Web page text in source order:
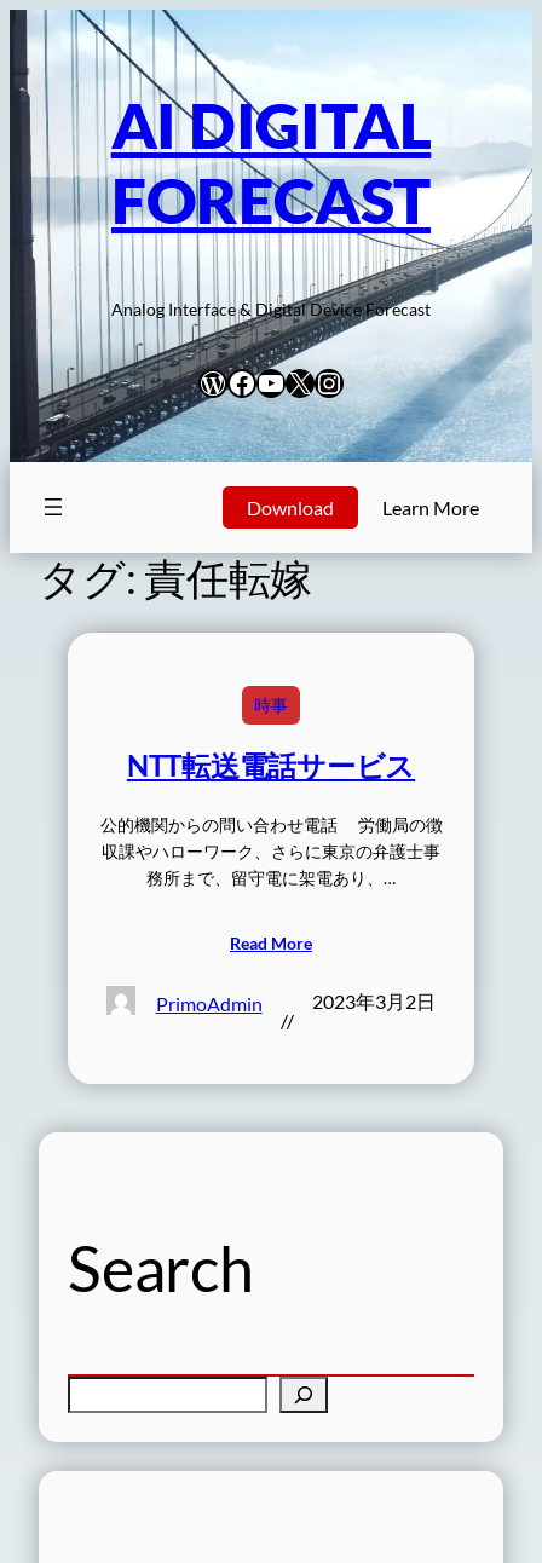
を
AI DIGITAL
FORECAST
Analog Interface & Digital Device Forecast
WordPress
Facebook
YouTube
X Instagram
Download Learn More
タグ: 責任転嫁
時事
NTT転送電話サービス
公的機関からの問い合わせ電話 労働局の徴
収課やハローワーク、さらに東京の弁護士事
務所まで、留守電に架電あり、…
Read More
PrimoAdmin
//
2023年3月2日
Search
索